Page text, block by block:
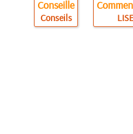
Conseille
Conseils